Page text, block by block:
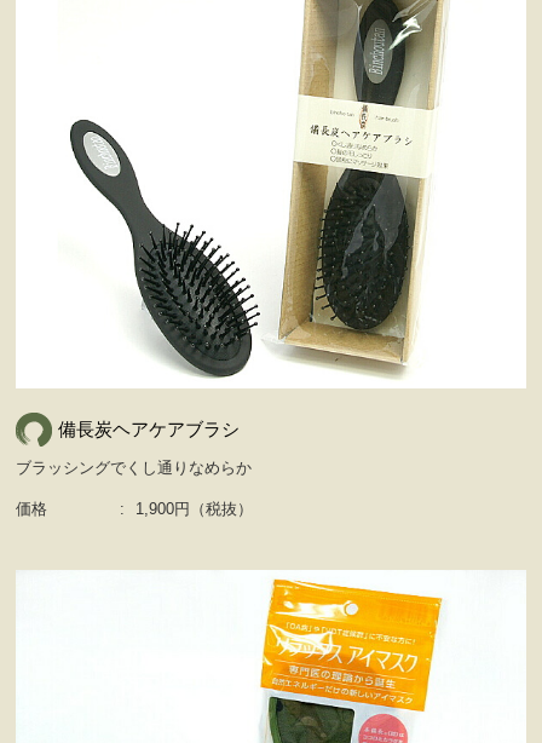
備長炭ヘアケアブラシ
ブラッシングでくし通りなめらか
価格 : 1,900円（税抜）